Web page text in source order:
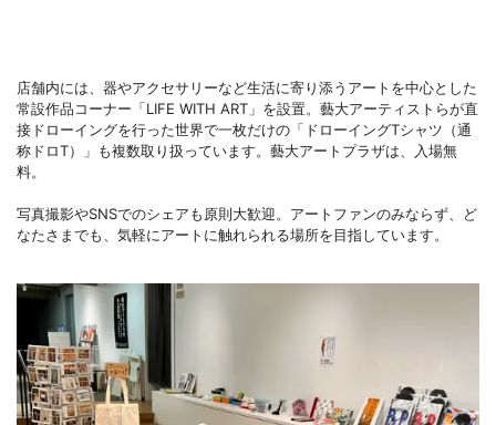
店舗内には、器やアクセサリーなど生活に寄り添うアートを中心とした
常設作品コーナー「LIFE WITH ART」を設置。藝大アーティストらが直
接ドローイングを行った世界で一枚だけの「ドローイングTシャツ（通
称ドロT）」も複数取り扱っています。藝大アートプラザは、入場無
料。
写真撮影やSNSでのシェアも原則大歓迎。アートファンのみならず、ど
なたさまでも、気軽にアートに触れられる場所を目指しています。